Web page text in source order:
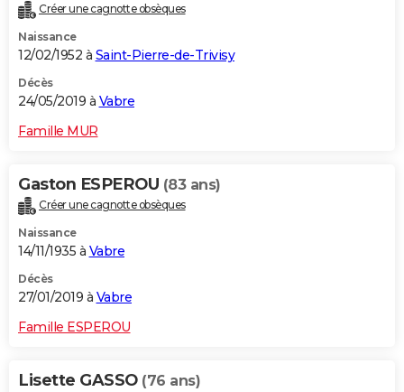
Créer une cagnotte obsèques
Naissance
12/02/1952 à Saint-Pierre-de-Trivisy
Décès
24/05/2019 à Vabre
Famille MUR
Gaston ESPEROU (83 ans)
Créer une cagnotte obsèques
Naissance
14/11/1935 à Vabre
Décès
27/01/2019 à Vabre
Famille ESPEROU
Lisette GASSO (76 ans)